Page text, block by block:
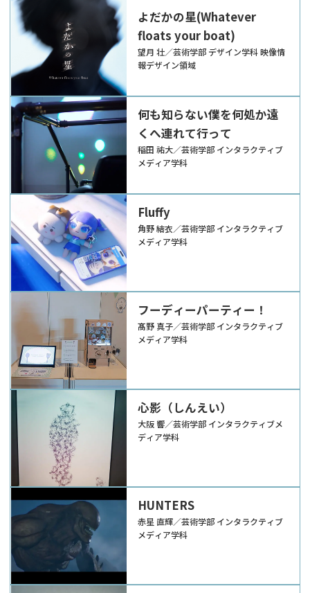
よだかの星(Whatever
floats your boat)
望月 壮／芸術学部 デザイン学科 映像情
報デザイン領域
何も知らない僕を何処か遠
くへ連れて行って
稲田 祐大／芸術学部 インタラクティブ
メディア学科
Fluffy
角野 結衣／芸術学部 インタラクティブ
メディア学科
フーディーパーティー！
髙野 真子／芸術学部 インタラクティブ
メディア学科
心影（しんえい）
大阪 響／芸術学部 インタラクティブメ
ディア学科
HUNTERS
赤星 直輝／芸術学部 インタラクティブ
メディア学科